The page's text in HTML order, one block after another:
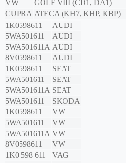
VW
GOLF VIII (CD1, DA1)
CUPRA ATECA (KH7, KHP, KBP)
1K0598611
AUDI
5WA501611
AUDI
5WA501611A AUDI
8V0598611
AUDI
1K0598611
SEAT
5WA501611
SEAT
5WA501611A SEAT
5WA501611
SKODA
1K0598611
VW
5WA501611
VW
5WA501611A VW
8V0598611
VW
1K0 598 611
VAG